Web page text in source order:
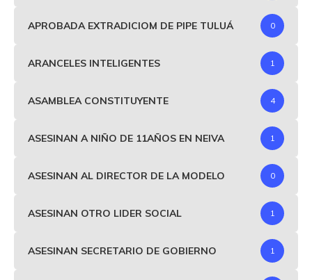
APROBADA EXTRADICIOM DE PIPE TULUÁ 0
ARANCELES INTELIGENTES 1
ASAMBLEA CONSTITUYENTE 4
ASESINAN A NIÑO DE 11AÑOS EN NEIVA 1
ASESINAN AL DIRECTOR DE LA MODELO 0
ASESINAN OTRO LIDER SOCIAL 1
ASESINAN SECRETARIO DE GOBIERNO 1